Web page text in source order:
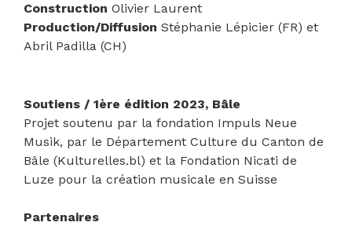
Construction Olivier Laurent
Production/Diffusion Stéphanie Lépicier (FR) et
Abril Padilla (CH)
Soutiens / 1ère édition 2023, Bâle
Projet soutenu par la fondation Impuls Neue
Musik, par le Département Culture du Canton de
Bâle (Kulturelles.bl) et la Fondation Nicati de
Luze pour la création musicale en Suisse
Partenaires